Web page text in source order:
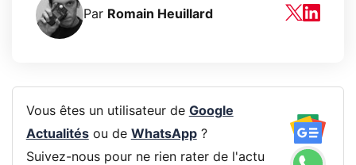
Par Romain Heuillard
Vous êtes un utilisateur de Google
Actualitésou de WhatsApp?
Suivez-nous pour ne rien rater de l'actu